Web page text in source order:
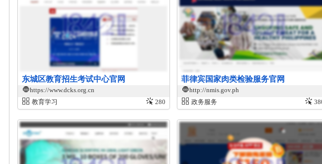
东城区教育招生考试中心官网
https://www.dcks.org.cn
教育学习
280
菲律宾国家肉类检验服务官网
http://nmis.gov.ph
政务服务